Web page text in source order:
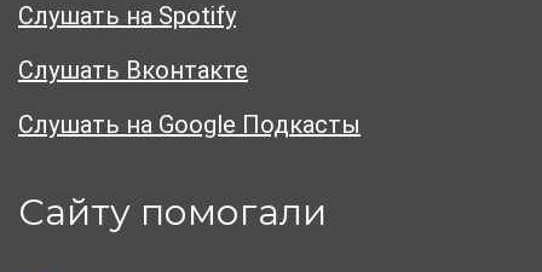
Слушать на Spotify
Слушать Вконтакте
Слушать на Google Подкасты
Сайту помогали